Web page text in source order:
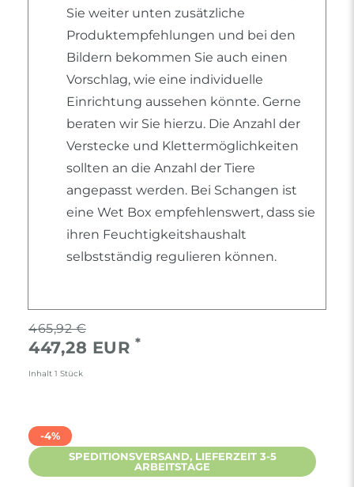
Sie weiter unten zusätzliche
Produktempfehlungen und bei den
Bildern bekommen Sie auch einen
Vorschlag, wie eine individuelle
Einrichtung aussehen könnte. Gerne
beraten wir Sie hierzu. Die Anzahl der
Verstecke und Klettermöglichkeiten
sollten an die Anzahl der Tiere
angepasst werden. Bei Schangen ist
eine Wet Box empfehlenswert, dass sie
ihren Feuchtigkeitshaushalt
selbstständig regulieren können.
465,92 €
447,28 EUR *
Inhalt 1 Stück
-4%
SPEDITIONSVERSAND, LIEFERZEIT 3-5
ARBEITSTAGE